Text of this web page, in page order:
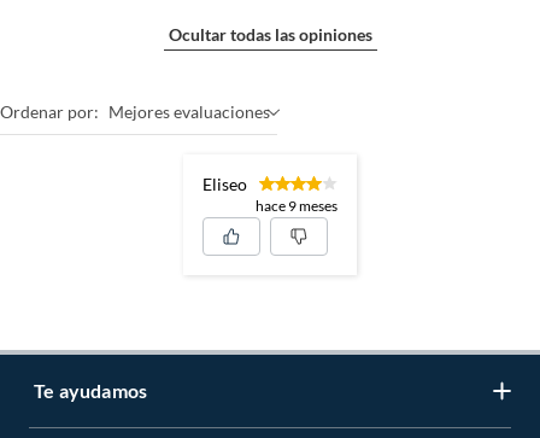
Ocultar todas las opiniones
Ordenar por: Mejores evaluaciones
Eliseo
hace 9 meses
Te ayudamos